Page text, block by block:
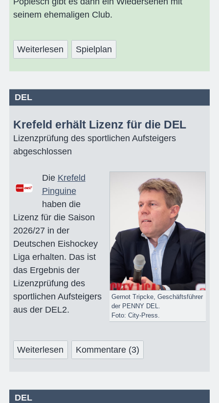
seinem ehemaligen Club.
Weiterlesen Spielplan
DEL
Krefeld erhält Lizenz für die DEL
Lizenzprüfung des sportlichen Aufsteigers
abgeschlossen
Gernot Tripcke, Geschäftsführer
der PENNY DEL.
Foto: City-Press.
Die Krefeld
Pinguine
haben die
Lizenz für die Saison
2026/27 in der
Deutschen Eishockey
Liga erhalten. Das ist
das Ergebnis der
Lizenzprüfung des
sportlichen Aufsteigers
aus der DEL2.
Weiterlesen Kommentare (3)
DEL